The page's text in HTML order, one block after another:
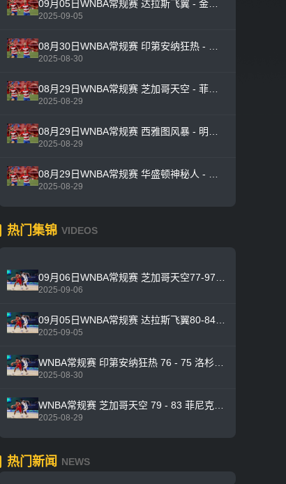
2025-09-05
2025-08-30
2025-08-29
2025-08-29
2025-08-29
热门集锦 VIDEOS
2025-09-06
2025-09-05
2025-08-30
2025-08-29
热门新闻 NEWS